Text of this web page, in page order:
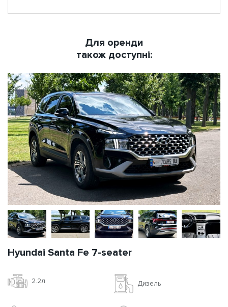
Для оренди
також доступні:
Hyundai Santa Fe 7-seater
2.2л Дизель